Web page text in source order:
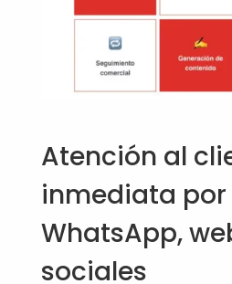
Atención al
inmediata por
WhatsApp,
sociales